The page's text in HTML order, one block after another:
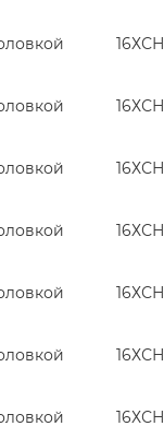
16ХСН
16ХСН
16ХСН
16ХСН
16ХСН
16ХСН
16ХСН